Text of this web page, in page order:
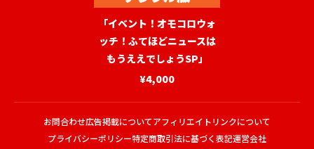
「イベント！オモコロウォ
ッチ！ふてほどニュースは
もうええでしょうSP」
¥4,000
お問合わせ広告掲載についてアフィリエイトリンクについて
プライバシーポリシー特定商取引法に基づく表記運営会社